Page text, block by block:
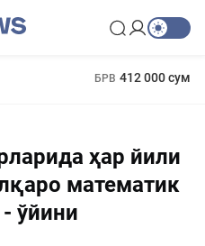
БРВ 412 000 сум
ҳар йили
математик
ўйини